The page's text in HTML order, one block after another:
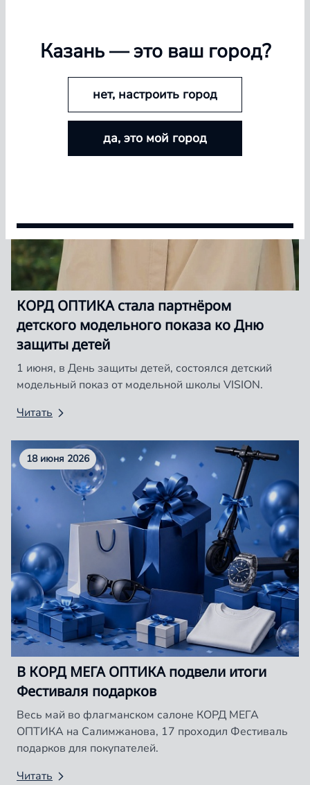
18 июня 2026
КОРД ОПТИКА стала партнёром
детского модельного показа ко Дню
защиты детей
1 июня, в День защиты детей, состоялся детский
модельный показ от модельной школы VISION.
Читать
18 июня 2026
В КОРД МЕГА ОПТИКА подвели итоги
Фестиваля подарков
Весь май во флагманском салоне КОРД МЕГА
ОПТИКА на Салимжанова, 17 проходил Фестиваль
подарков для покупателей.
Читать
БОЛЬШЕ ЛИНЗ — БОЛЬШЕ СКИДКА
Покупайте контактные линзы Airway и увеличивайте
размер скидки — от 5% до 15%
Казань— это ваш город?
нет, настроить город
да, это мой город